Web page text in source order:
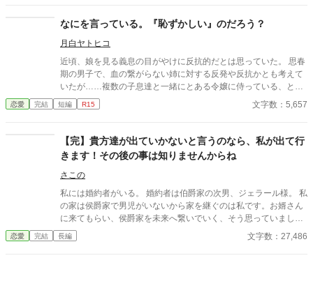
い」 それが、こんなことになるとは思わなかったんだ。俺達が、
周囲からどう思われていたか…… それを思い知らされたとき、絶
言う。『恥ずかしい』のだろう？】の続編。元婚約者視点の話。
一応前の話を読んでなくても大丈夫……に、したつもりです。 設
定はふわっと。
り、また友人の子である私を、彼が女性として認めることはなか
った。 私は頑なに婚約者を作ることを拒否していたものの、
父が縁談を持ってくる。結婚適齢期。その真っただ中にいた私
は、もう断ることなど出来なかった。 お相手は私より一つ年上
の男爵家の次男。元々爵位を継ぐ予定だった兄が急死してしまっ
たため、婚約者を探していたのだという。 花嫁修業として結婚
いう平民の女性がいた。なぜか彼女を中心に回っている屋敷。
なにを言っている。『恥ずかしい』のだろう？
月白ヤトヒコ
近頃、娘を見る義息の目がやけに反抗的だとは思っていた。 思春
期の男子で、血の繋がらない姉に対する反発や反抗かとも考えて
いたが……複数の子息達と一緒にとある令嬢に侍っている、との
報告を受けた。 その侍っている令息達、の中には娘の婚約者もい
るようで――――頭が痛い。 義息と話し合いをせねばと思ってい
者達に公衆の面前で罵られた、と。よくよく話を聞くと、もう駄
目だと思った。 全く、あの婚約者（馬鹿）は一体なにを考えてい
るのだ？ 娘と彼との婚約は、彼が傍系王族であるが故に結ばれ
た……王命で成った婚約。そうでなければ、誰が一人娘を他家へ
嫁がせたいと思うものか。 無論、一人娘なのでと断った。する
と、傍系とは言え、王族の血を絶やさぬため、我が国の貴族なれ
ば協力せよ、と。半ば強引に、娘を嫁に出すことを約束させられ
た。 娘の婚約者の家は傍系王族のクセに、ここ数十年段々と斜陽
気味のようで……それなりに蓄えのある我が家が、彼の家を立て
恋愛 完結 短編 R15 文字数：5,657
【完】貴方達が出ていかないと言うのなら、私が出て行
きます！その後の事は知りませんからね
さこの
私には婚約者がいる。 婚約者は伯爵家の次男、ジェラール様。 私
の家は侯爵家で男児がいないから家を継ぐのは私です。お婿さん
に来てもらい、侯爵家を未来へ繋いでいく、そう思っていまし
た。 全17話です。 執筆済みなので完結保証( ̇ᵕ​ ̇ ) ホットランキン
グに入りました。ありがとうございますﾍﾟｺﾘ(⋆ᵕᴗᵕ⋆).+* 2021/10/0
恋愛 完結 長編 文字数：27,486